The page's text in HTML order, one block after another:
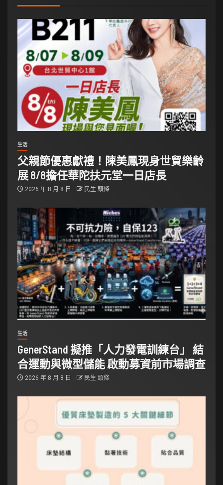
生活
父親節優惠獻禮！陳美鳳現身世貿樂齡
展 8/8擔任華陀扶元堂一日店長
2026 年 8 月 8 日 民生 頭條
生活
GenerStand 擬推「人力發電訓練台」 結
合運動與微型儲能 啟動募資前市場調查
2026 年 8 月 8 日 民生 頭條